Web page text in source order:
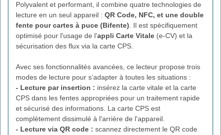
Polyvalent et performant, il combine quatre technologies de
lecture en un seul appareil : QR Code, NFC, et une double
fente pour cartes à puce (Bifente) . Il est spécifiquement
optimisé pour l'usage de l'appli Carte Vitale (e-CV) et la
sécurisation des flux via la carte CPS.
Avec ses fonctionnalités avancées, ce lecteur propose trois
modes de lecture pour s’adapter à toutes les situations :
- Lecture par insertion : insérez la carte vitale et la carte
CPS dans les fentes appropriées pour un traitement rapide
et sécurisé des informations. La carte CPS est
complètement dissimulé à l'arrière de l'appareil.
- Lecture via QR code : scannez directement le QR code